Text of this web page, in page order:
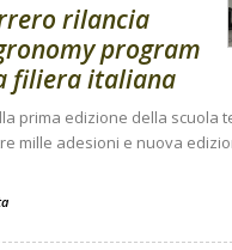
rilancia
program
filiera italiana
prima edizione della scuola
mille adesioni e nuova